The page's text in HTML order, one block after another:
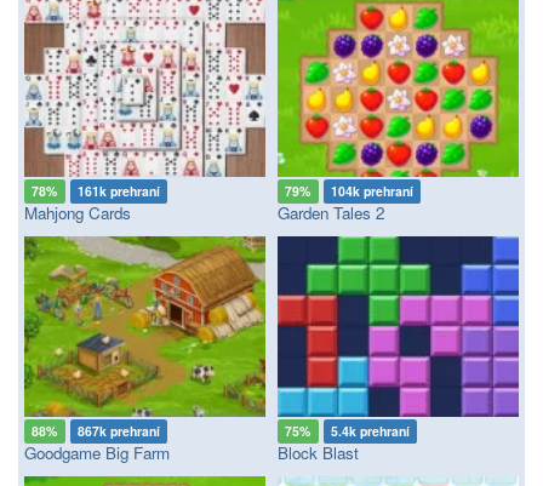
78% 161k prehraní
Mahjong Cards
79% 104k prehraní
Garden Tales 2
88% 867k prehraní
Goodgame Big Farm
75% 5.4k prehraní
Block Blast